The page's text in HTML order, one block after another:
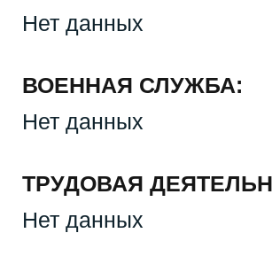
Нет данных
ВОЕННАЯ СЛУЖБА:
Нет данных
ТРУДОВАЯ
Нет данных